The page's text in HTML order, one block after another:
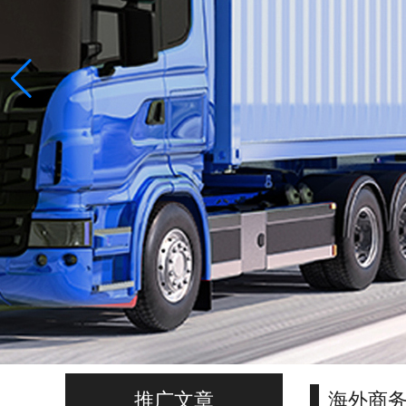
推广文章 海外商